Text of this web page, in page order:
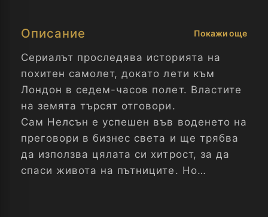
Описание Покажи още
Сериалът проследява историята на
похитен самолет, докато лети към
Лондон в седем-часов полет. Властите
на земята търсят отговори.
Сам Нелсън е успешен във воденето на
преговори в бизнес света и ще трябва
да използва цялата си хитрост, за да
спаси живота на пътниците. Но